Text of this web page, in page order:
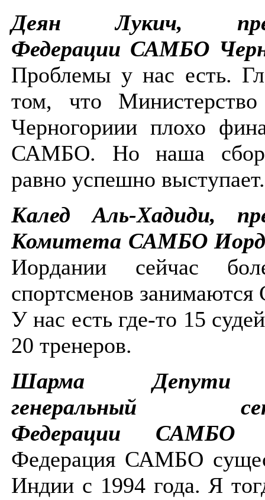
Деян Лукич,
Федерации САМБО
Проблемы у нас есть.
том, что
Черногориии плохо
САМБО. Но наша
равно успешно выступает.
Калед Аль-Хадиди,
Комитета САМБО
Иордании сейчас
спортсменов
У нас есть где-то 15
20 тренеров.
Шарма Депути
генеральный
Федерации САМБО
Федерация САМБО
Индии с 1994 года. Я